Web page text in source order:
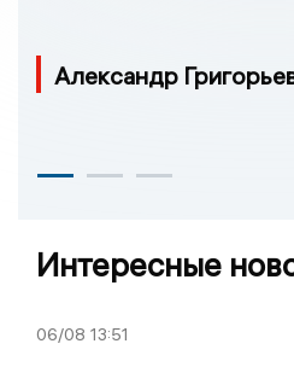
Александр
Интересные
06/08 13:51